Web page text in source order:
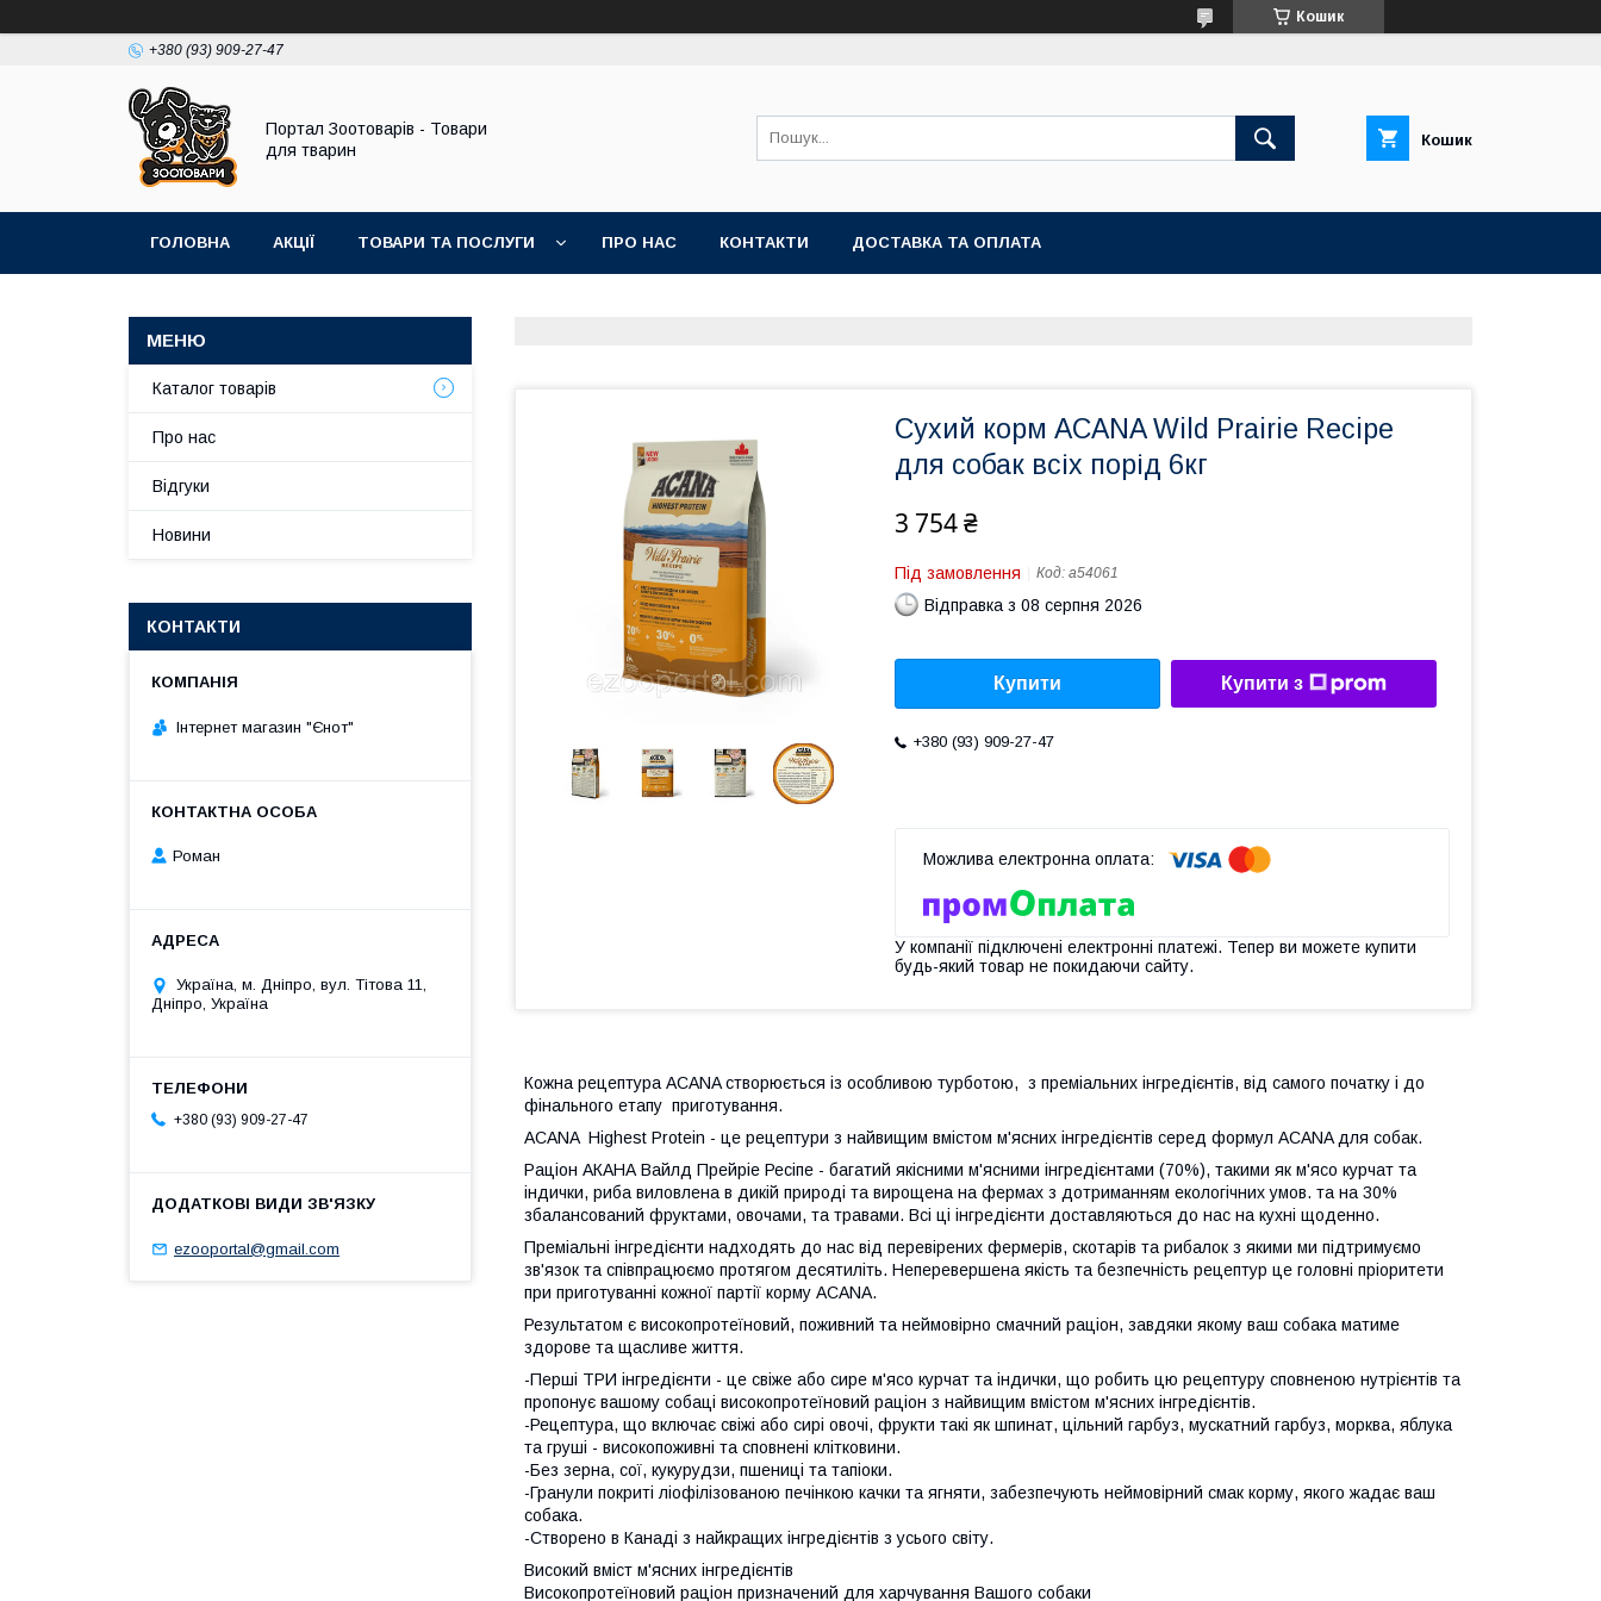
Кошик
+380 (93) 909-27-47
Портал Зоотоварів - Товари
для тварин
Кошик
ГОЛОВНА АКЦІЇ ТОВАРИ ТА ПОСЛУГИ ПРО НАС КОНТАКТИ ДОСТАВКА ТА ОПЛАТА
Сухий корм ACANA Wild Prairie Recipe
для собак всіх порід 6кг
3 754 ₴
Під замовлення Код: a54061
Відправка з 08 серпня 2026
Купити Купити з
+380 (93) 909-27-47
У компанії підключені електронні платежі. Тепер ви можете купити
будь-який товар не покидаючи сайту.
Кожна рецептура ACANA створюється із особливою турботою, з преміальних інгредієнтів, від самого початку і до
фінального етапу приготування.
ACANA Highest Protein - це рецептури з найвищим вмістом м'ясних інгредієнтів серед формул ACANA для собак.
Раціон АКАНА Вайлд Прейріе Ресіпе - багатий якісними м'ясними інгредієнтами (70%), такими як м'ясо курчат та
індички, риба виловлена в дикій природі та вирощена на фермах з дотриманням екологічних умов. та на 30%
збалансований фруктами, овочами, та травами. Всі ці інгредієнти доставляються до нас на кухні щоденно.
Преміальні інгредієнти надходять до нас від перевірених фермерів, скотарів та рибалок з якими ми підтримуємо
зв'язок та співпрацюємо протягом десятиліть. Неперевершена якість та безпечність рецептур це головні пріоритети
при приготуванні кожної партії корму ACANA.
Результатом є високопротеїновий, поживний та неймовірно смачний раціон, завдяки якому ваш собака матиме
здорове та щасливе життя.
-Перші ТРИ інгредієнти - це свіже або сире м'ясо курчат та індички, що робить цю рецептуру сповненою нутрієнтів та
пропонує вашому собаці високопротеїновий раціон з найвищим вмістом м'ясних інгредієнтів.
-Рецептура, що включає свіжі або сирі овочі, фрукти такі як шпинат, цільний гарбуз, мускатний гарбуз, морква, яблука
та груші - високопоживні та сповнені клітковини.
-Без зерна, сої, кукурудзи, пшениці та тапіоки.
-Гранули покриті ліофілізованою печінкою качки та ягняти, забезпечують неймовірний смак корму, якого жадає ваш
собака.
-Створено в Канаді з найкращих інгредієнтів з усього світу.
Високий вміст м'ясних інгредієнтів
Високопротеїновий раціон призначений для харчування Вашого собаки
Каталог товарів
Про нас
Відгуки
Новини
КОНТАКТИ
Інтернет магазин "Єнот"
Роман
Україна, м. Дніпро, вул. Тітова 11,
Дніпро, Україна
+380 (93) 909-27-47
ezooportal@gmail.com